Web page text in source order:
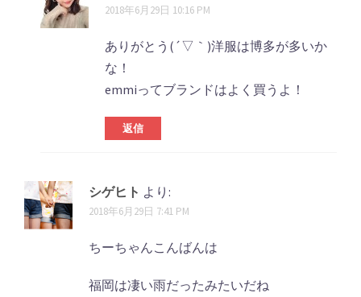
2018年6月29日 10:16 PM
ありがとう(´▽｀)洋服は博多が多いか
な！
emmiってブランドはよく買うよ！
返信
シゲヒト より:
2018年6月29日 7:41 PM
ちーちゃんこんばんは
福岡は凄い雨だったみたいだね